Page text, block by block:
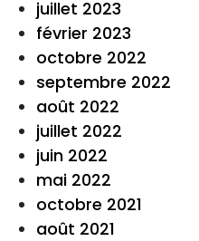
juillet 2023
février 2023
octobre 2022
septembre 2022
août 2022
juillet 2022
juin 2022
mai 2022
octobre 2021
août 2021